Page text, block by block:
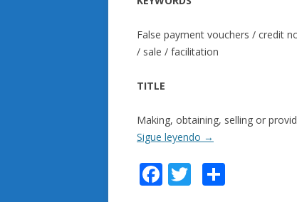
False payment vouchers / credit
/ sale / facilitation
TITLE
Making, obtaining, selling or
Sigue leyendo →
F T